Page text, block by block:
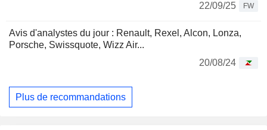
22/09/25
FW
Avis d'analystes du jour : Renault, Rexel, Alcon, Lonza,
Porsche, Swissquote, Wizz Air...
20/08/24
Plus de recommandations